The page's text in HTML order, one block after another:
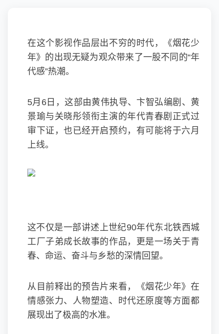
在这个影视作品层出不穷的时代，《烟花少
年》的出现无疑为观众带来了一股不同的“年
代感”热潮。
5月6日，这部由黄伟执导、卞智弘编剧、黄
景瑜与关晓彤领衔主演的年代青春剧正式过
审下证，也已经开启预约，有可能将于六月
上线。
这不仅是一部讲述上世纪90年代东北铁西城
工厂子弟成长故事的作品，更是一场关于青
春、命运、奋斗与乡愁的深情回望。
从目前释出的预告片来看，《烟花少年》在
情感张力、人物塑造、时代还原度等方面都
展现出了极高的水准。